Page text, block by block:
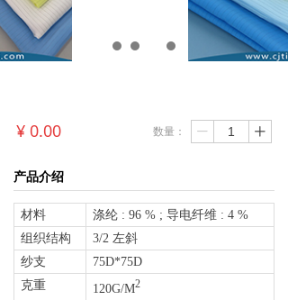
产品介绍
材料
涤纶 : 96 % ; 导电纤维 : 4 %
组织结构
3/2 左斜
纱支
75D*75D
克重
120G/M2
数量： ꄷ ꄸ
¥ 0.00